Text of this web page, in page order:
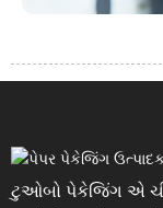
ટુઓબો પેકેજિંગ એ